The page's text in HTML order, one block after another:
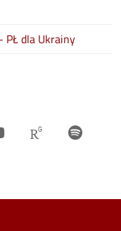
PŁ dla Ukrainy
Youtube